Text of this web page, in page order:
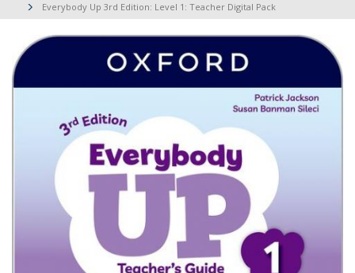
Everybody Up 3rd Edition: Level 1: Teacher Digital Pack